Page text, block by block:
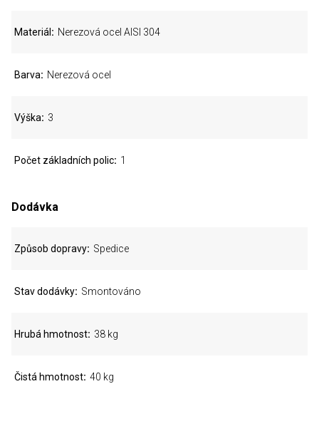
Materiál Nerezová ocel AISI 304
Barva Nerezová ocel
Výška 3
Počet základních polic 1
Dodávka
Způsob dopravy Spedice
Stav dodávky Smontováno
Hrubá hmotnost 38 kg
Čistá hmotnost 40 kg